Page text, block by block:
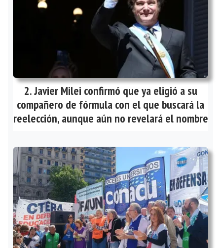
Javier Milei confirmó que ya eligió a su
compañero de fórmula con el que buscará la
reelección, aunque aún no revelará el nombre